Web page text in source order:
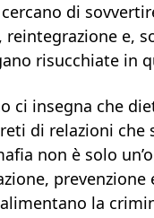
di
e,
risucchiate in
ci insegna che
di relazioni
non è solo
la